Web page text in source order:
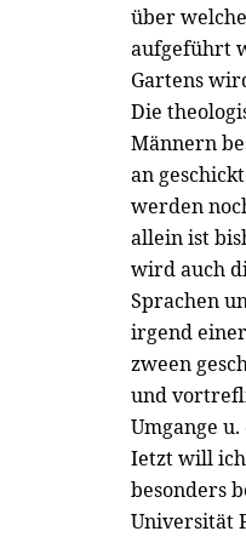
über
aufgeführt
Gartens
Die
Männern
an
werden
allein ist
wird auch
Sprachen
irgend
zween
und
Umgange
Ietzt will ich
besonders
Universität